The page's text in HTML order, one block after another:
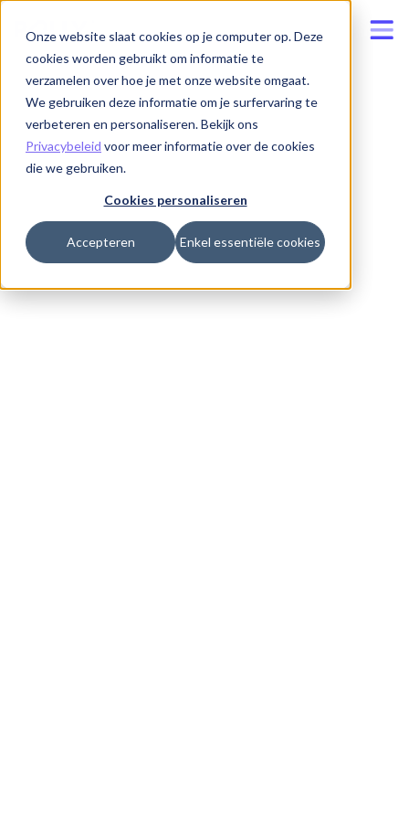
Onze website slaat cookies op je computer op. Deze
cookies worden gebruikt om informatie te
verzamelen over hoe je met onze website omgaat.
We gebruiken deze informatie om je surfervaring te
verbeteren en personaliseren. Bekijk ons
Privacybeleid voor meer informatie over de cookies
die we gebruiken.
Cookies personaliseren
Accepteren Enkel essentiële cookies